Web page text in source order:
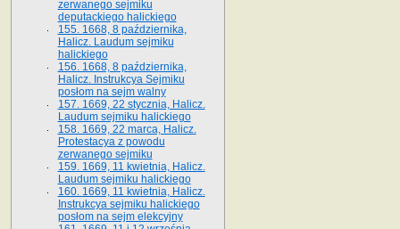
zerwanego sejmiku
deputackiego halickiego
155. 1668, 8 października,
Halicz. Laudum sejmiku
halickiego
156. 1668, 8 października,
Halicz. Instrukcya Sejmiku
posłom na sejm walny
157. 1669, 22 stycznia, Halicz.
Laudum sejmiku halickiego
158. 1669, 22 marca, Halicz.
Protestacya z powodu
zerwanego sejmiku
159. 1669, 11 kwietnia, Halicz.
Laudum sejmiku halickiego
160. 1669, 11 kwietnia, Halicz.
Instrukcya sejmiku halickiego
posłom na sejm elekcyjny